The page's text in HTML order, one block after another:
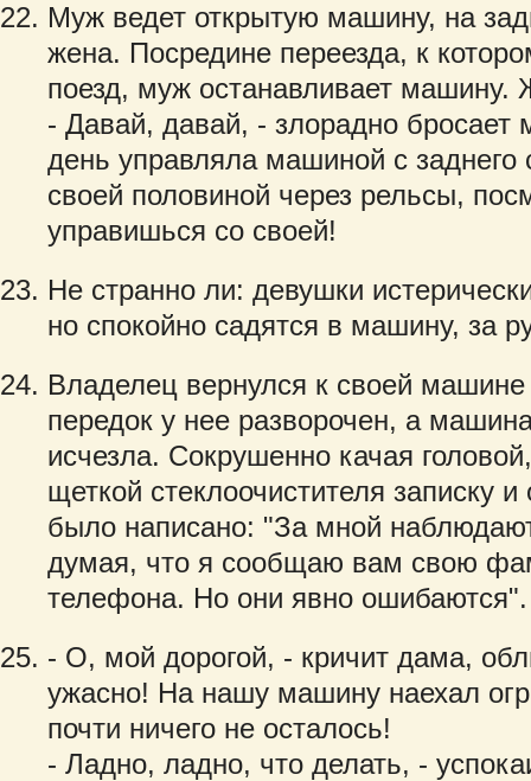
Муж ведет открытую машину, на
жена. Посредине переезда, к
поезд, муж останавливает машину.
- Давай, давай, - злорадно
день управляла машиной с заднего
своей половиной через рельсы,
управишься со своей!
Не странно ли: девушки
но спокойно садятся в машину, за
Владелец вернулся к своей
передок у нее разворочен, а
исчезла. Сокрушенно качая
щеткой стеклоочистителя записку
было написано: "За мной
думая, что я сообщаю вам свою
телефона. Но они явно ошибаются".
- О, мой дорогой, - кричит дама,
ужасно! На нашу машину наехал
почти ничего не осталось!
- Ладно, ладно, что делать, -